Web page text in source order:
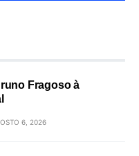
Fragoso à
6, 2026